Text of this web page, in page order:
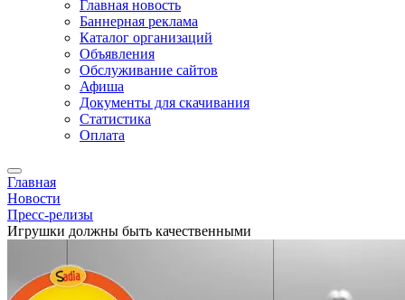
Главная новость
Баннерная реклама
Каталог организаций
Объявления
Обслуживание сайтов
Афиша
Документы для скачивания
Статистика
Оплата
Главная
Новости
Пресс-релизы
Игрушки должны быть качественными